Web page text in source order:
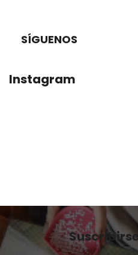
SÍGUENOS
Instagram